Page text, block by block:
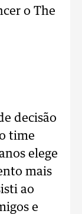
o The
decisão
time
elege
mais
ao
e